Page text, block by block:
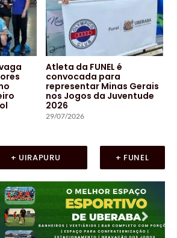
Atleta da FUNEL é
convocada para
representar Minas Gerais
nos Jogos da Juventude
2026
29/07/2026
+ UIRAPURU + FUNEL